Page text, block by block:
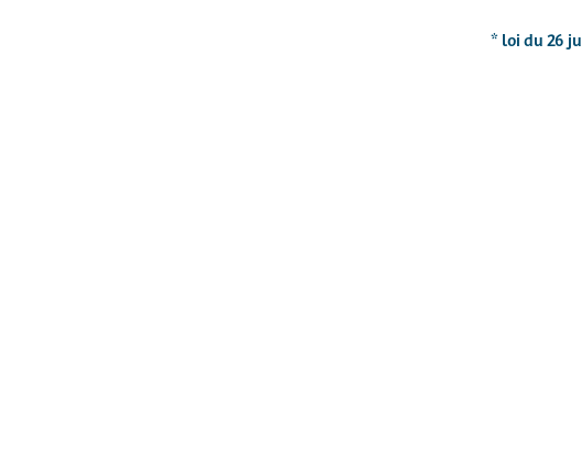
* loi du 26